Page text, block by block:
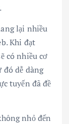
lại nhiều
Khi đạt
có nhiều cơ
đó dễ dàng
tuyến đã đề
nhỏ đến